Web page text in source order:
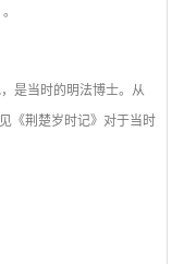
是当时的明法博士。从
《荆楚岁时记》对于当时